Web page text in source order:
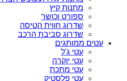
מתנות קיץ
ספורט וכושר
שדרוג חווית הטיסה
שדרוג סביבת הרכב
עטים ממותגים
עטי ג'ל
עטי יוקרה
עטי מתכת
עטי פלסטיק